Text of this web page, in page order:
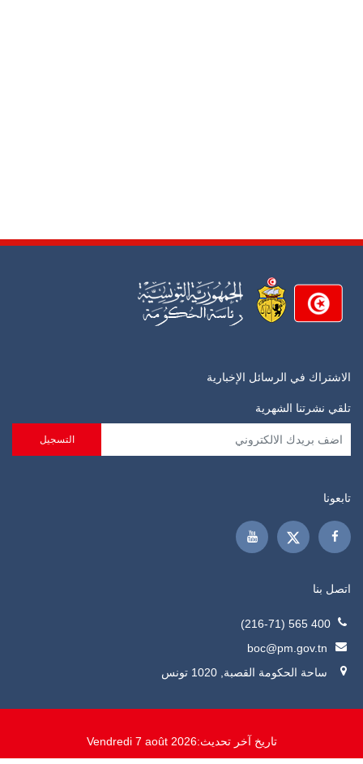
الاشتراك في الرسائل الإخبارية
تلقي نشرتنا الشهرية
تابعونا
اتصل بنا
400 565 (216-71)
boc@pm.gov.tn
ساحة الحكومة القصبة, 1020 تونس
تاريخ آخر تحديث:Vendredi 7 août 2026